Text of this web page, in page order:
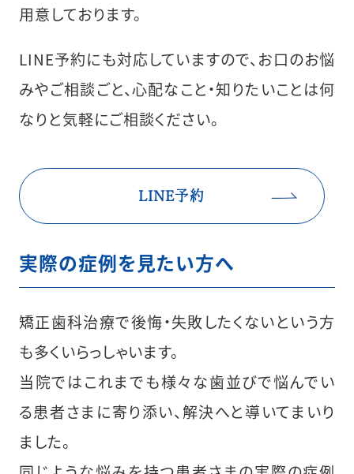
用意しております。
LINE予約にも対応していますので、お口のお悩
みやご相談ごと、心配なこと・知りたいことは何
なりと気軽にご相談ください。
LINE予約
実際の症例を見たい方へ
矯正歯科治療で後悔・失敗したくないという方
も多くいらっしゃいます。
当院ではこれまでも様々な歯並びで悩んでい
る患者さまに寄り添い、解決へと導いてまいり
ました。